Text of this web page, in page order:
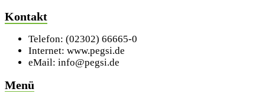
Kontakt
Telefon: (02302) 66665-0
Internet: www.pegsi.de
eMail: info@pegsi.de
Menü